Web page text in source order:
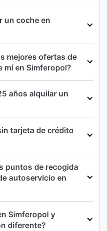
un coche en
mejores ofertas de
mí en Simferopol?
años alquilar un
tarjeta de crédito
puntos de recogida
autoservicio en
Simferopol y
diferente?